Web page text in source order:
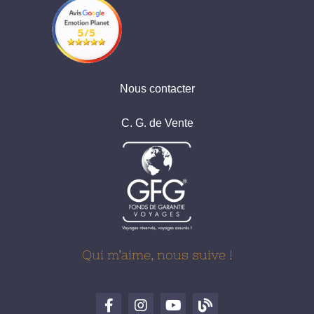
Nous contacter
C. G. de Vente
Qui m’aime, nous suive !